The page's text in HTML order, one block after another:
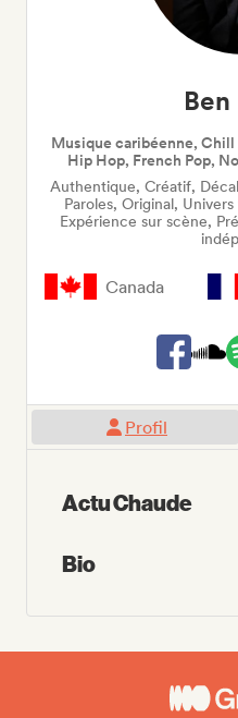
Musique caribéenne,
Hip Hop, French Pop,
Authentique, Créatif,
Paroles, Original,
Expérience sur scène,
Canada
Profil
Actu Chaude
Bio